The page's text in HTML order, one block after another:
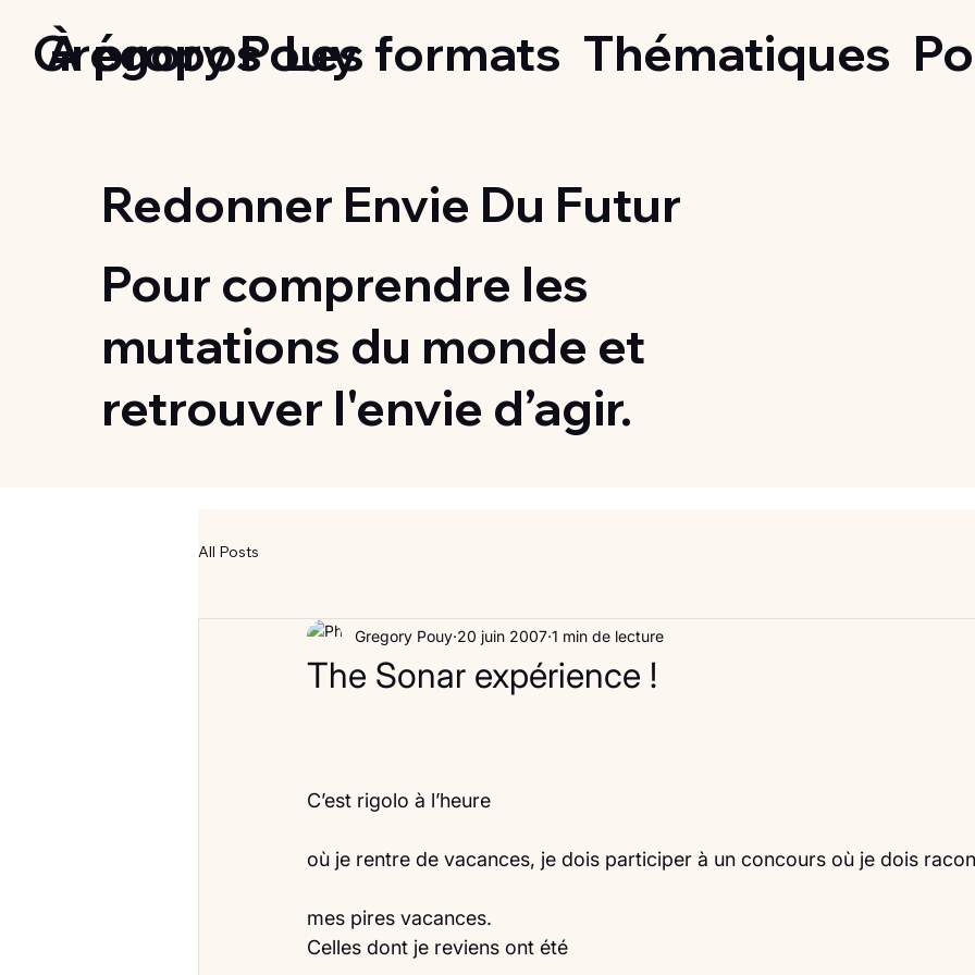
Grégory Pouy
À propos Les formats Thématiques
Redonner Envie Du Futur
Pour comprendre les
mutations du monde et
retrouver l'envie d’agir.
All Posts
The Sonar expérience !
Gregory Pouy 20 juin 2007 1 min de lecture
C’est rigolo à l’heure
où je rentre de vacances, je dois participer à un concours où je dois
mes pires vacances.
Celles dont je reviens ont été